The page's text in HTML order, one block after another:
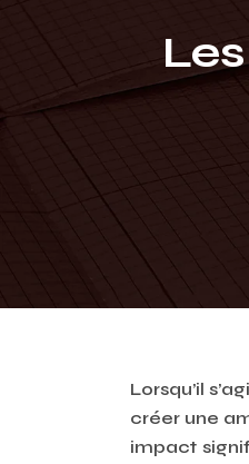
Lorsqu’il
créer une
impact